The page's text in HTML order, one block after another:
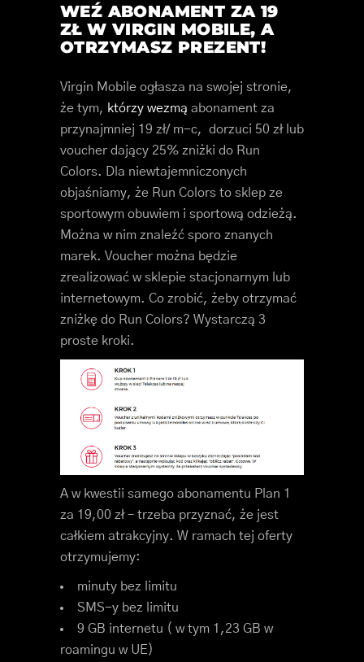
WEŹ ABONAMENT ZA 19
ZŁ W VIRGIN MOBILE, A
OTRZYMASZ PREZENT!
Virgin Mobile ogłasza na swojej stronie,
że tym, którzy wezmą abonament za
przynajmniej 19 zł/ m-c, dorzuci 50 zł lub
voucher dający 25% zniżki do Run
Colors. Dla niewtajemniczonych
objaśniamy, że Run Colors to sklep ze
sportowym obuwiem i sportową odzieżą.
Można w nim znaleźć sporo znanych
marek. Voucher można będzie
zrealizować w sklepie stacjonarnym lub
internetowym. Co zrobić, żeby otrzymać
zniżkę do Run Colors? Wystarczą 3
proste kroki.
A w kwestii samego abonamentu Plan 1
za 19,00 zł – trzeba przyznać, że jest
całkiem atrakcyjny. W ramach tej oferty
otrzymujemy:
minuty bez limitu
SMS-y bez limitu
9 GB internetu ( w tym 1,23 GB w
roamingu w UE)